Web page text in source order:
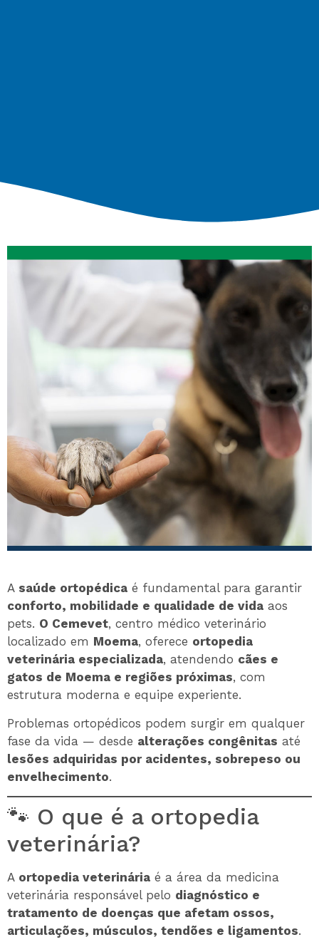
A saúde ortopédica é fundamental para garantir
conforto, mobilidade e qualidade de vida aos
pets. O Cemevet, centro médico veterinário
localizado em Moema, oferece ortopedia
veterinária especializada, atendendo cães e
gatos de Moema e regiões próximas, com
estrutura moderna e equipe experiente.
Problemas ortopédicos podem surgir em qualquer
fase da vida — desde alterações congênitas até
lesões adquiridas por acidentes, sobrepeso ou
envelhecimento.
🐾 O que é a ortopedia
veterinária?
A ortopedia veterinária é a área da medicina
veterinária responsável pelo diagnóstico e
tratamento de doenças que afetam ossos,
articulações, músculos, tendões e ligamentos.